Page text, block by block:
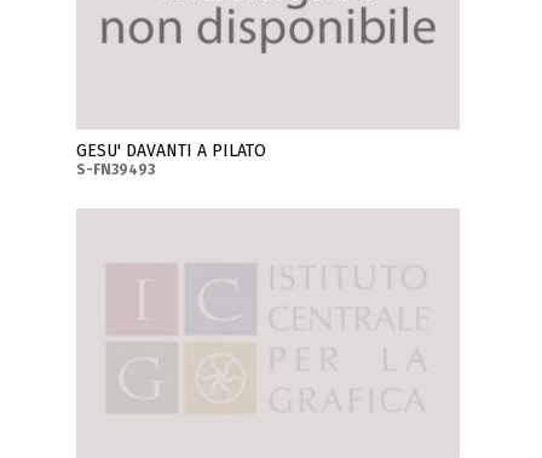
GESU' DAVANTI A PILATO
S-FN39493